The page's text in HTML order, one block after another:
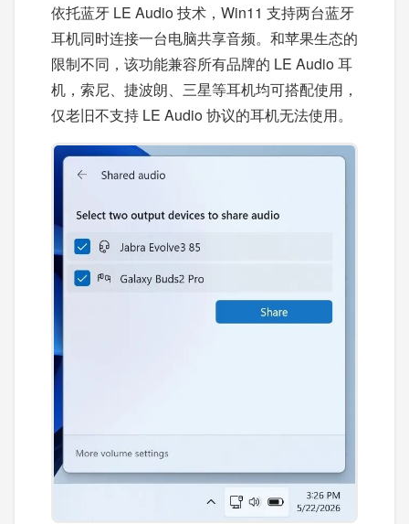
依托蓝牙 LE Audio 技术，Win11 支持两台蓝牙
耳机同时连接一台电脑共享音频。和苹果生态的
限制不同，该功能兼容所有品牌的 LE Audio 耳
机，索尼、捷波朗、三星等耳机均可搭配使用，
仅老旧不支持 LE Audio 协议的耳机无法使用。